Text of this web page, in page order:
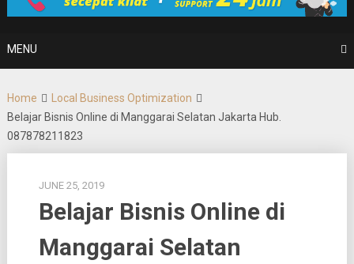
MENU
Home
Local Business Optimization
Belajar Bisnis Online di Manggarai Selatan Jakarta Hub.
087878211823
JUNE 25, 2019
Belajar Bisnis Online di
Manggarai Selatan